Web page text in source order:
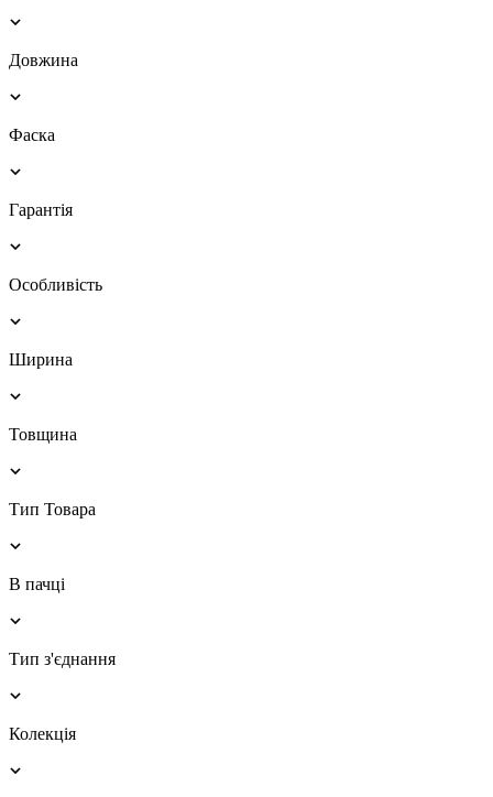
Довжина
Фаска
Гарантія
Особливість
Ширина
Товщина
Тип Товара
В пачці
Тип з'єднання
Колекція